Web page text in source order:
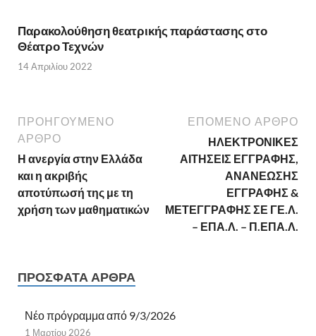
Παρακολούθηση θεατρικής παράστασης στο
Θέατρο Τεχνών
14 Απριλίου 2022
ΠΡΟΗΓΟΎΜΕΝΟ
ΆΡΘΡΟ
Η ανεργία στην Ελλάδα
και η ακριβής
αποτύπωσή της με τη
χρήση των μαθηματικών
ΕΠΌΜΕΝΟ ΆΡΘΡΟ
ΗΛΕΚΤΡΟΝΙΚΕΣ
ΑΙΤΗΣΕΙΣ ΕΓΓΡΑΦΗΣ,
ΑΝΑΝΕΩΣΗΣ
ΕΓΓΡΑΦΗΣ &
ΜΕΤΕΓΓΡΑΦΗΣ ΣΕ ΓΕ.Λ.
– ΕΠΑ.Λ. – Π.ΕΠΑ.Λ.
ΠΡΌΣΦΑΤΑ ΆΡΘΡΑ
Νέο πρόγραμμα από 9/3/2026
1 Μαρτίου 2026